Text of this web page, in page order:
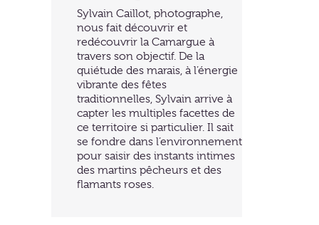
Sylvain Caillot, photographe,
nous fait découvrir et
redécouvrir la Camargue à
travers son objectif. De la
quiétude des marais, à l’énergie
vibrante des fêtes
traditionnelles, Sylvain arrive à
capter les multiples facettes de
ce territoire si particulier. Il sait
se fondre dans l’environnement
pour saisir des instants intimes
des martins pêcheurs et des
flamants roses.